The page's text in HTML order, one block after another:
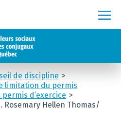
de discipline
limitation du permis
d’exercice
Rosemary Hellen Thomas/